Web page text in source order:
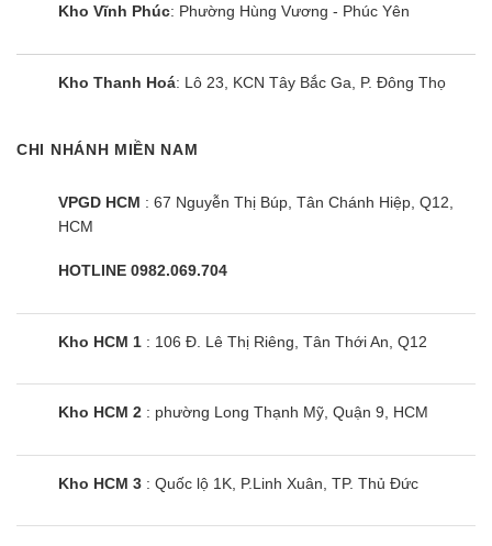
Kho Vĩnh Phúc: Phường Hùng Vương - Phúc Yên
Kho Thanh Hoá: Lô 23, KCN Tây Bắc Ga, P. Đông Thọ
CHI NHÁNH MIỀN NAM
VPGD HCM : 67 Nguyễn Thị Búp, Tân Chánh Hiệp, Q12,
HCM
HOTLINE 0982.069.704
Kho HCM 1 : 106 Đ. Lê Thị Riêng, Tân Thới An, Q12
Kho HCM 2 : phường Long Thạnh Mỹ, Quận 9, HCM
Kho HCM 3 : Quốc lộ 1K, P.Linh Xuân, TP. Thủ Đức